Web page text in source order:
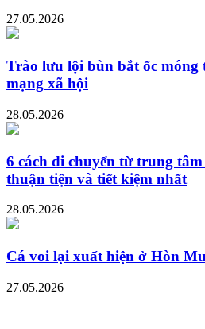
27.05.2026
Trào lưu lội bùn bắt ốc móng
mạng xã hội
28.05.2026
6 cách di chuyển từ trung
thuận tiện và tiết kiệm nhất
28.05.2026
Cá voi lại xuất hiện ở Hòn
27.05.2026